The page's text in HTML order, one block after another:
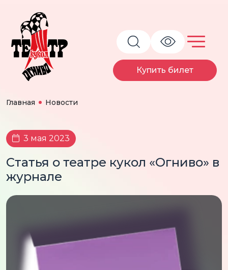
Купить билет
Главная Новости
3 мая 2023
Статья о театре кукол «Огниво» в
журнале